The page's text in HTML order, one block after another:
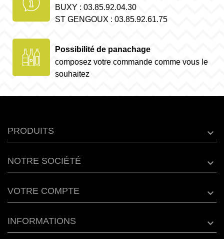
BUXY : 03.85.92.04.30
ST GENGOUX : 03.85.92.61.75
Possibilité de panachage
composez votre commande comme vous le
souhaitez
PRODUITS
NOTRE SOCIÉTÉ
VOTRE COMPTE
INFORMATIONS